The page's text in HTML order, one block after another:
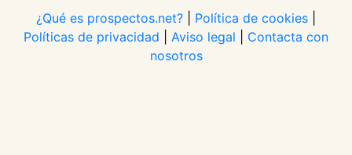
¿Qué es prospectos.net? Política de cookies
Políticas de privacidad
Aviso legal
Contacta con
nosotros